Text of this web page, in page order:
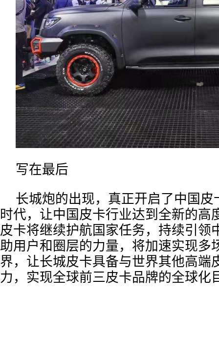
写在最后
长城炮的出现，真正开启了中国
时代，让中国皮卡行业达到全新的高
皮卡将继续护航国家任务，持续引领
助用户和圈层的力量，将加速实现多
界，让长城皮卡具备与世界其他高端
力，实现全球前三皮卡品牌的全球化